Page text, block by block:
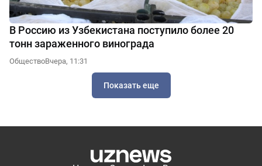
В Россию из Узбекистана поступило более 20
тонн зараженного винограда
ОбществоВчера, 11:31
Показать еще